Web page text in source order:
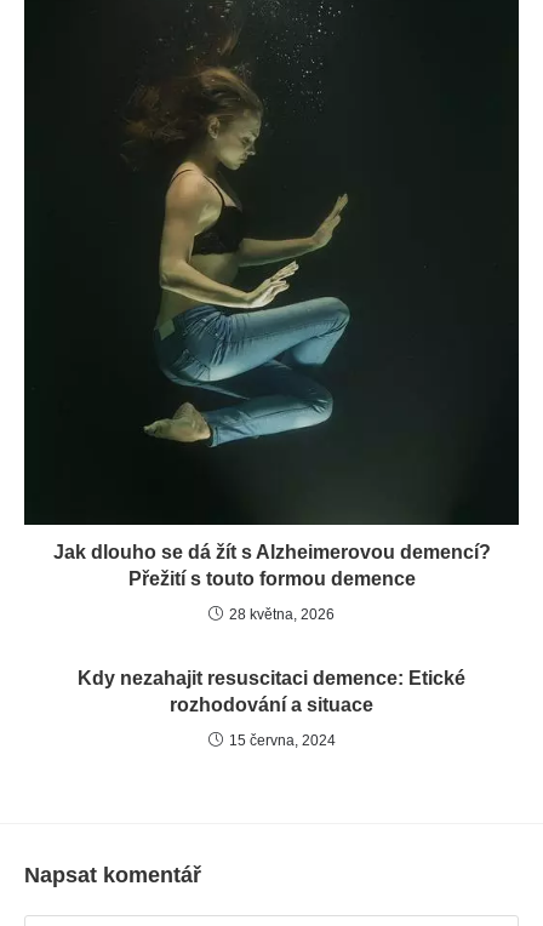
Jak dlouho se dá žít s Alzheimerovou demencí?
Přežití s touto formou demence
28 května, 2026
Kdy nezahajit resuscitaci demence: Etické
rozhodování a situace
15 června, 2024
Napsat komentář